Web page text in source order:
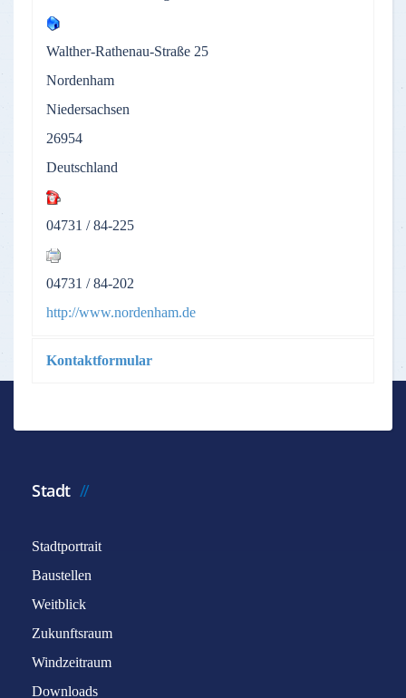
Walther-Rathenau-Straße 25
Nordenham
Niedersachsen
26954
Deutschland
04731 / 84-225
04731 / 84-202
http://www.nordenham.de
Kontaktformular
*Benötigtes Feld
E-Mail*
Stadt
Stadtportrait
Baustellen
Weitblick
Zukunftsraum
Windzeitraum
Downloads